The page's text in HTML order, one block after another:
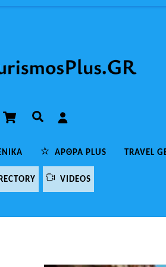
Cart Αναζήτηση
ΆΡΘΡΑ PLUS TRAVEL
VIDEOS